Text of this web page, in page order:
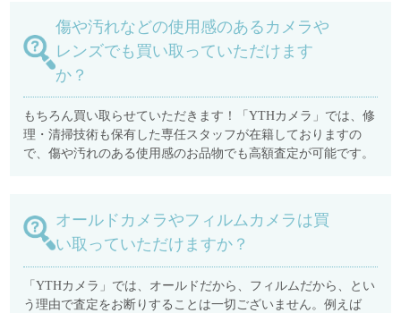
傷や汚れなどの使用感のあるカメラや
レンズでも買い取っていただけます
か？
もちろん買い取らせていただきます！「YTHカメラ」では、修
理・清掃技術も保有した専任スタッフが在籍しておりますの
で、傷や汚れのある使用感のお品物でも高額査定が可能です。
オールドカメラやフィルムカメラは買
い取っていただけますか？
「YTHカメラ」では、オールドだから、フィルムだから、とい
う理由で査定をお断りすることは一切ございません。例えば